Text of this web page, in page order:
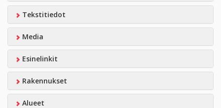
Tekstitiedot
Media
Esinelinkit
Rakennukset
Alueet